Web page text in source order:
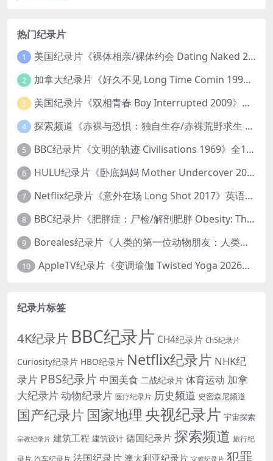
热门纪录片
1 美国纪录片《裸体相亲/裸体约会 Dating Naked 2014-2016》第1-3季全33集 英语中英双字 无水印纯净版 1080P/MKV/85.6G 裸体相亲真人秀
2 加拿大纪录片《好久不见 Long Time Comin 1993》英语中英双字 官方纯净版 1080P/MKV/1G 女同性艺术家
3 美国纪录片《双相青春 Boy Interrupted 2009》英语中英双字 官方纯净版 1080P/MKV/1.43G 青少年躁郁症
4 探索频道《赤裸与恐惧：独自生存/赤裸荒野求生 Naked and Afraid: Solo 2023》第一季全8集 英语中英双字 官方纯净版 高码1080P/MKV/45.4G
5 BBC纪录片《文明的轨迹 Civilisations 1969》全13集 英语中英双字 高清收藏版 1080P/MKV/64.1G 西方艺术史话
6 HULU纪录片《卧底妈妈 Mother Undercover 2023》全4集 英语中英双字 官方纯净版 1080P/MKV/7.6G 拯救孩子
7 Netflix纪录片《意外在场 Long Shot 2017》英语中字 720P/NKV/1.06GB 美国谋杀误判案件
8 BBC纪录片《肥胖症：尸检/解剖肥胖 Obesity: The Post Mortem 2016》英语中英双字 无水印纯净版 1080P/MKV/1.03G
9 Boreales纪录片《人类的第一位动物朋友：人类和狗的神奇故事 Man’s First Friend 2018》英语中英双字 1080P/MP4/1.8G 狗的神奇故事
10 AppleTV纪录片《变调瑜伽 Twisted Yoga 2026》全3集 英语中英双字 无水印纯净版 1080P/MKV/10G 瑜伽大师背后的真相
纪录片标签
4K纪录片 BBC纪录片 CH4纪录片 Ch5纪录片
Curiosity纪录片 HBO纪录片 Netflix纪录片 NHK纪
录片 PBS纪录片 中国美食 二战纪录片 体育运动 加拿
大纪录片动物纪录片 医疗纪录片 历史频道 史密森尼频道
国产纪录片 国家地理 央视纪录片 宇宙探索
宗教纪录片 建筑工程 建筑设计 德国纪录片 探索频道 旅行纪
录片 汽车纪录片 法国纪录片 澳大利亚纪录片 灾难纪录片 犯罪